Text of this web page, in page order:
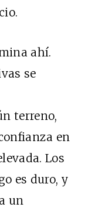
ahí.
se
terreno,
en
Los
es duro, y
un